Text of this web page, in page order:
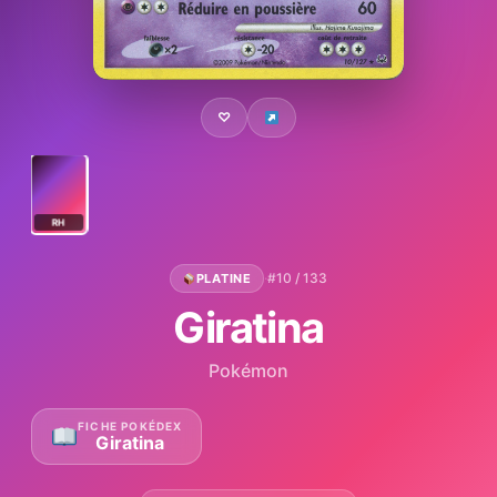
♡
RH
PLATINE ·#10 / 133
Giratina
Pokémon
FICHE POKÉDEX
Giratina